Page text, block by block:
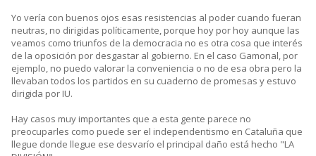
Yo vería con buenos ojos esas resistencias al poder cuando fueran
neutras, no dirigidas políticamente, porque hoy por hoy aunque las
veamos como triunfos de la democracia no es otra cosa que interés
de la oposición por desgastar al gobierno. En el caso Gamonal, por
ejemplo, no puedo valorar la conveniencia o no de esa obra pero la
llevaban todos los partidos en su cuaderno de promesas y estuvo
dirigida por IU.
Hay casos muy importantes que a esta gente parece no
preocuparles como puede ser el independentismo en Cataluña que
llegue donde llegue ese desvarío el principal daño está hecho "LA